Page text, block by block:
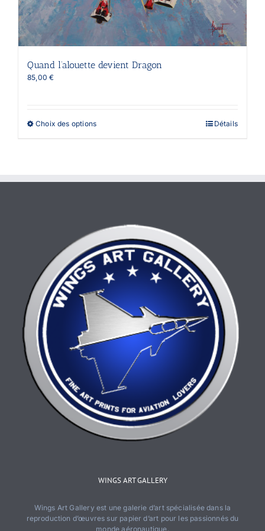
Quand l’alouette devient Dragon
85,00€
Choix des optionsCe
sur
page
du
produit
Détails
WINGS ART GALLERY
Wings Art Gallery est une galerie d’art spécialisée dans la
reproduction d’œuvres sur papier d’art pour les passionnés du
monde aéronautique.